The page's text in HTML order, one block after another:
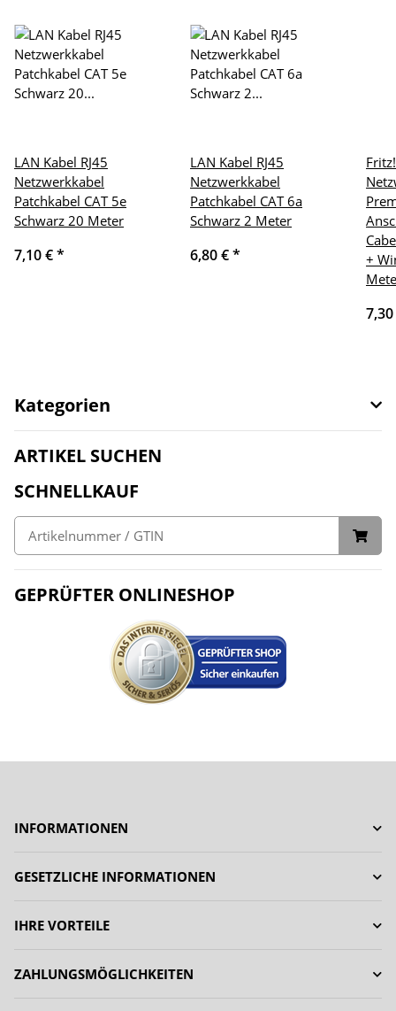
LAN Kabel RJ45
Netzwerkkabel
Patchkabel CAT 5e
Schwarz 20 Meter
7,10 €*
LAN Kabel RJ45
Netzwerkkabel
Patchkabel CAT 6a
Schwarz 2 Meter
6,80 €*
+
Kategorien
ARTIKEL SUCHEN
SCHNELLKAUF
GEPRÜFTER ONLINESHOP
INFORMATIONEN
GESETZLICHE INFORMATIONEN
IHRE VORTEILE
ZAHLUNGSMÖGLICHKEITEN